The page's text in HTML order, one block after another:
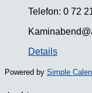
Telefon: 0 72
Details
Powered by Simple